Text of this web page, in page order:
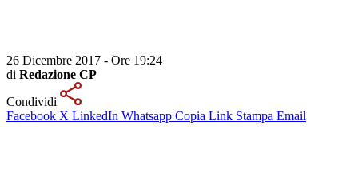
26 Dicembre 2017 - Ore 19:24
di Redazione CP
Condividi
Facebook X LinkedIn Whatsapp Copia Link Stampa Email